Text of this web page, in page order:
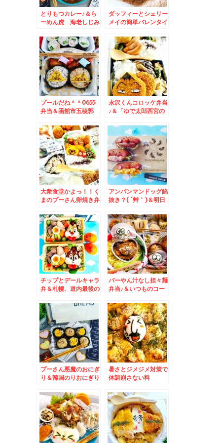
とりもつカレー♪＆ら
ーめん虎 海老しじみ
ルメ☆
ダッフィーとシェリー
メイの簡単バレンタイ
プールだね＾＾0655
弁当＆函館市五稜郭
「シュエットカカオ」
さんの「シュエットシ
ョコラ」(*´艸`*)
永沢くんコロッケ弁当
♪＆「ゆで太郎西宮の
とろろそば」美味しい
～～♪
大衆食堂かよっ！！く
まのプーさん卵焼き弁
ド「餃子のみよしの」
さんの「野菜餃子」が
好み～♪(*´艸`*)店舗
限定なので気をつけ
て！
アンパンマンドッグ餡
抜き？( ´艸｀)＆明日
ださい。
チップとデールキャラ
弁＆札幌、道内最後の
ーニング
パーやん汁なし担々麺
弁当♪＆いつものコー
プーさん悪魔のおにぎ
り＆韓国のりおにぎり
☆美唄＆かばと製麺所
暑さとジメジメ対策で
体調崩さない料
たくなる夏グラタン(*
´艸`*)